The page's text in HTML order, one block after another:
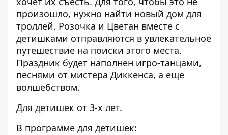
произошло, нужно найти новый дом для
троллей. Розочка и Цветан вместе с
детишками отправляются в увлекательное
путешествие на поиски этого места.
Праздник будет наполнен игро-танцами,
песнями от мистера Диккенса, а еще
волшебством.
Для детишек от 3-х лет.
В программе для детишек: